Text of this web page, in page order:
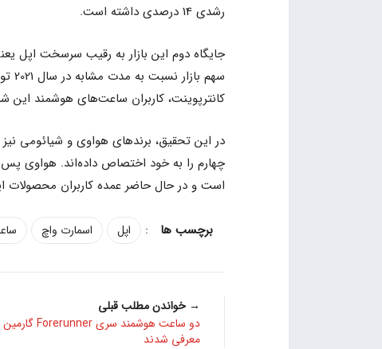
رشدی 14 درصدی داشته است.
کانترپوینت، کاربران ساعت‌های هوشمند این
چهارم را به خود اختصاص داده‌اند. هواوی پس
است و در حال حاضر عمده کاربران محصولات
: اپل اسمارت واچ
→ خواندن مطلب قبلی
دو ساعت هوشمند سری Forerunner گارمین
معرفی شدند